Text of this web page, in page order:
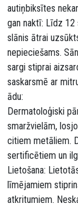
autiņbiksītes
gan naktī: Līdz 12
slānis ātrai
nepieciešams.
sargi stiprai
saskarsmē ar
ādu:
Dermatoloģiski
smaržvielām,
citiem metāliem.
sertificētiem un
Lietošana:
līmējamiem
atkritumiem.